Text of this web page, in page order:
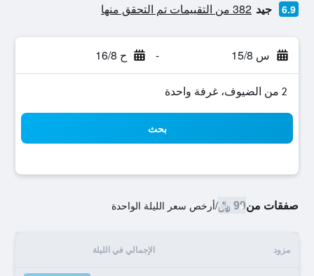
6.9 جيد 382 من التقييمات تم التحقق منها
س 15/8 - ح 16/8
2 من الضيوف، غرفة واحدة
بحث
صفقات من99 ﷼ /أرخص سعر الليلة الواحدة
مزود الإجمالي في الليلة